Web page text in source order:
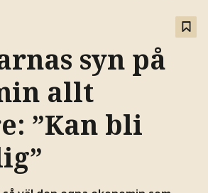
syn på
allt
”Kan bli